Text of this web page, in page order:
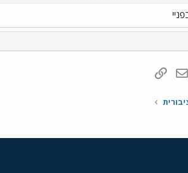
דואר אלקטרוני